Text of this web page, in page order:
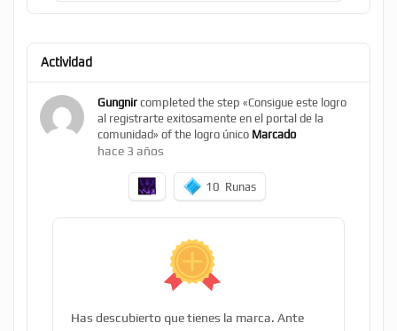
Actividad
Gungnir completed the step «Consigue este logro
al registrarte exitosamente en el portal de la
comunidad» of the logro único Marcado
hace 3 años
10 Runas
Has descubierto que tienes la marca. Ante